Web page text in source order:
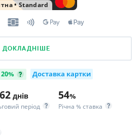
•Standard
ДОКЛАДНІШЕ
Доставка картки
62 днів
період
54%
Річна % ставка